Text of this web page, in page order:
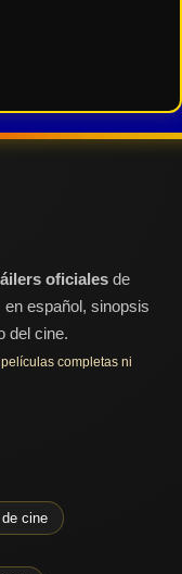
oficiales de
español, sinopsis
del cine.
completas ni
cine